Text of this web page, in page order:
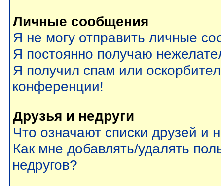
Личные сообщения
Я не могу отправить личные
Я постоянно получаю
Я получил спам или
конференции!
Друзья и недруги
Что означают списки друзей и
Как мне добавлять/удалять
недругов?